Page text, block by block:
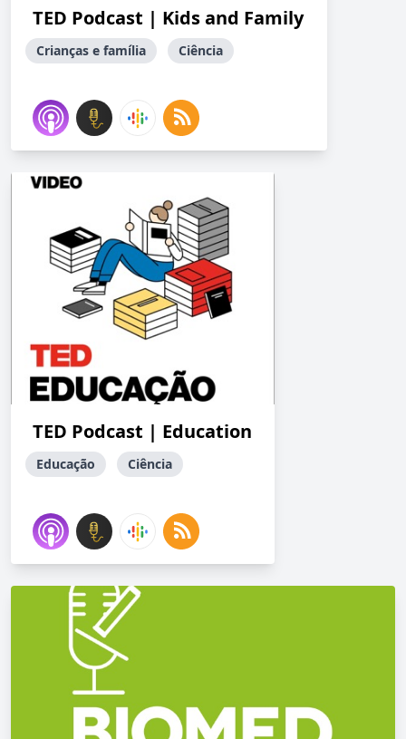
TED Podcast | Kids and Family
Crianças e família Ciência
TED Podcast | Education
Educação Ciência